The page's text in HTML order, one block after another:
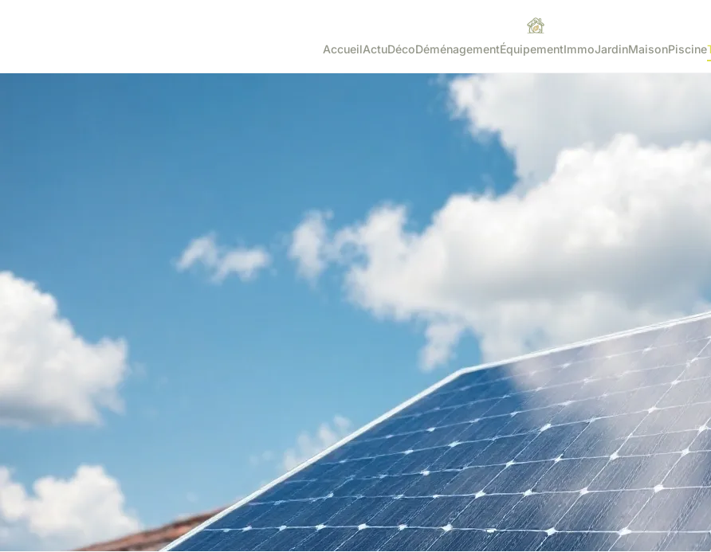
AccueilActuDécoDéménagementÉquipementImmoJardinMaisonPiscine